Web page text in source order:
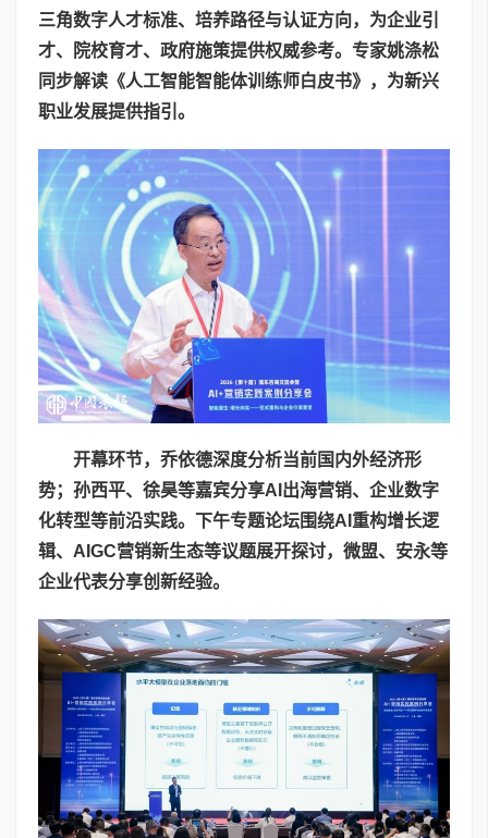
三角数字人才标准、培养路径与认证方向，为企业引
才、院校育才、政府施策提供权威参考。专家姚涤松
同步解读《人工智能智能体训练师白皮书》，为新兴
职业发展提供指引。
开幕环节，乔依德深度分析当前国内外经济形
势；孙西平、徐昊等嘉宾分享AI 出海营销、企业数字
化转型等前沿实践。下午专题论坛围绕AI 重构增长逻
辑、 AIGC营销新生态等议题展开探讨，微盟、安永等
企业代表分享创新经验。